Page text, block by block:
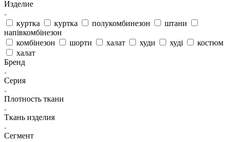
Изделие
куртка куртка полукомбинезон
штани
напівкомбінезон
комбінезон
шорти халат худи худі
костюм
халат
Бренд
Серия
Плотность ткани
Ткань изделия
Сегмент